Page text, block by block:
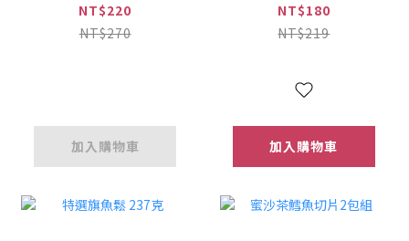
NT$220
NT$270
加入購物車
NT$180
NT$219
加入購物車